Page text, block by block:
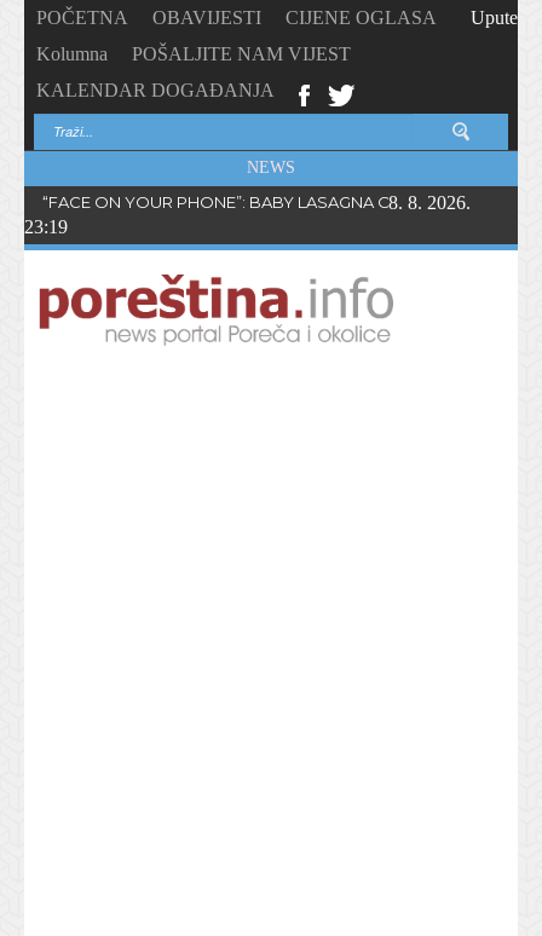
POČETNA OBAVIJESTI
CIJENE OGLASA
Kolumna
POŠALJITE NAM VIJEST
KALENDAR DOGAĐANJA
Upute
NEWS
“FACE ON YOUR PHONE”: BABY LASAGNA OBJAVIO NOVI
8. 8. 2026.
23:19